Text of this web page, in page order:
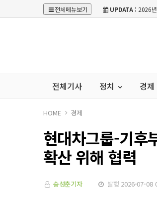
전체메뉴보기 UPDATA : 2026
전체기사 정치 경제
HOME 경제
현대차그룹-기후
확산 위해 협력
송성춘기자 발행 2026-07-08